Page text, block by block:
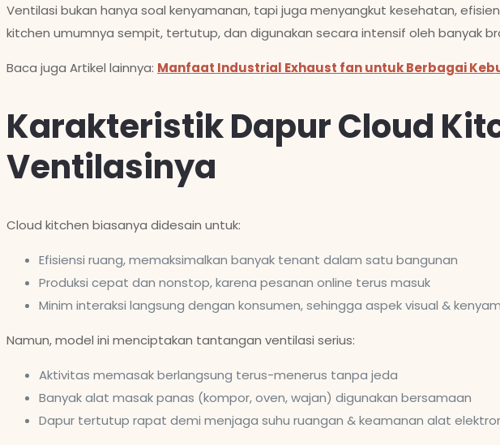
Ventilasi bukan hanya soal kenyamanan, tapi juga menyangkut kesehatan,
kitchen umumnya sempit, tertutup, dan digunakan secara intensif oleh banyak
Baca juga Artikel lainnya: Manfaat Industrial Exhaust fan untuk Berbagai
Karakteristik Dapur Cloud
Ventilasinya
Cloud kitchen biasanya didesain untuk:
Efisiensi ruang, memaksimalkan banyak tenant dalam satu bangunan
Produksi cepat dan nonstop, karena pesanan online terus masuk
Minim interaksi langsung dengan konsumen, sehingga aspek visual &
Namun, model ini menciptakan tantangan ventilasi serius:
Aktivitas memasak berlangsung terus-menerus tanpa jeda
Banyak alat masak panas (kompor, oven, wajan) digunakan bersamaan
Dapur tertutup rapat demi menjaga suhu ruangan & keamanan alat